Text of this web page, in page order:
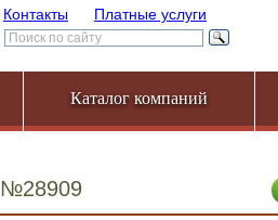
Контакты Платные услуги
Каталог компаний
№28909